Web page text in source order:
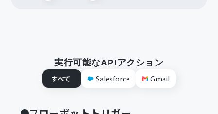
実行可能なAPIアクション
すべて
Salesforce Gmail